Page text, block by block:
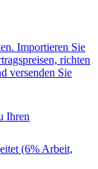
Importieren Sie
richten
versenden Sie
Ihren
(6% Arbeit,